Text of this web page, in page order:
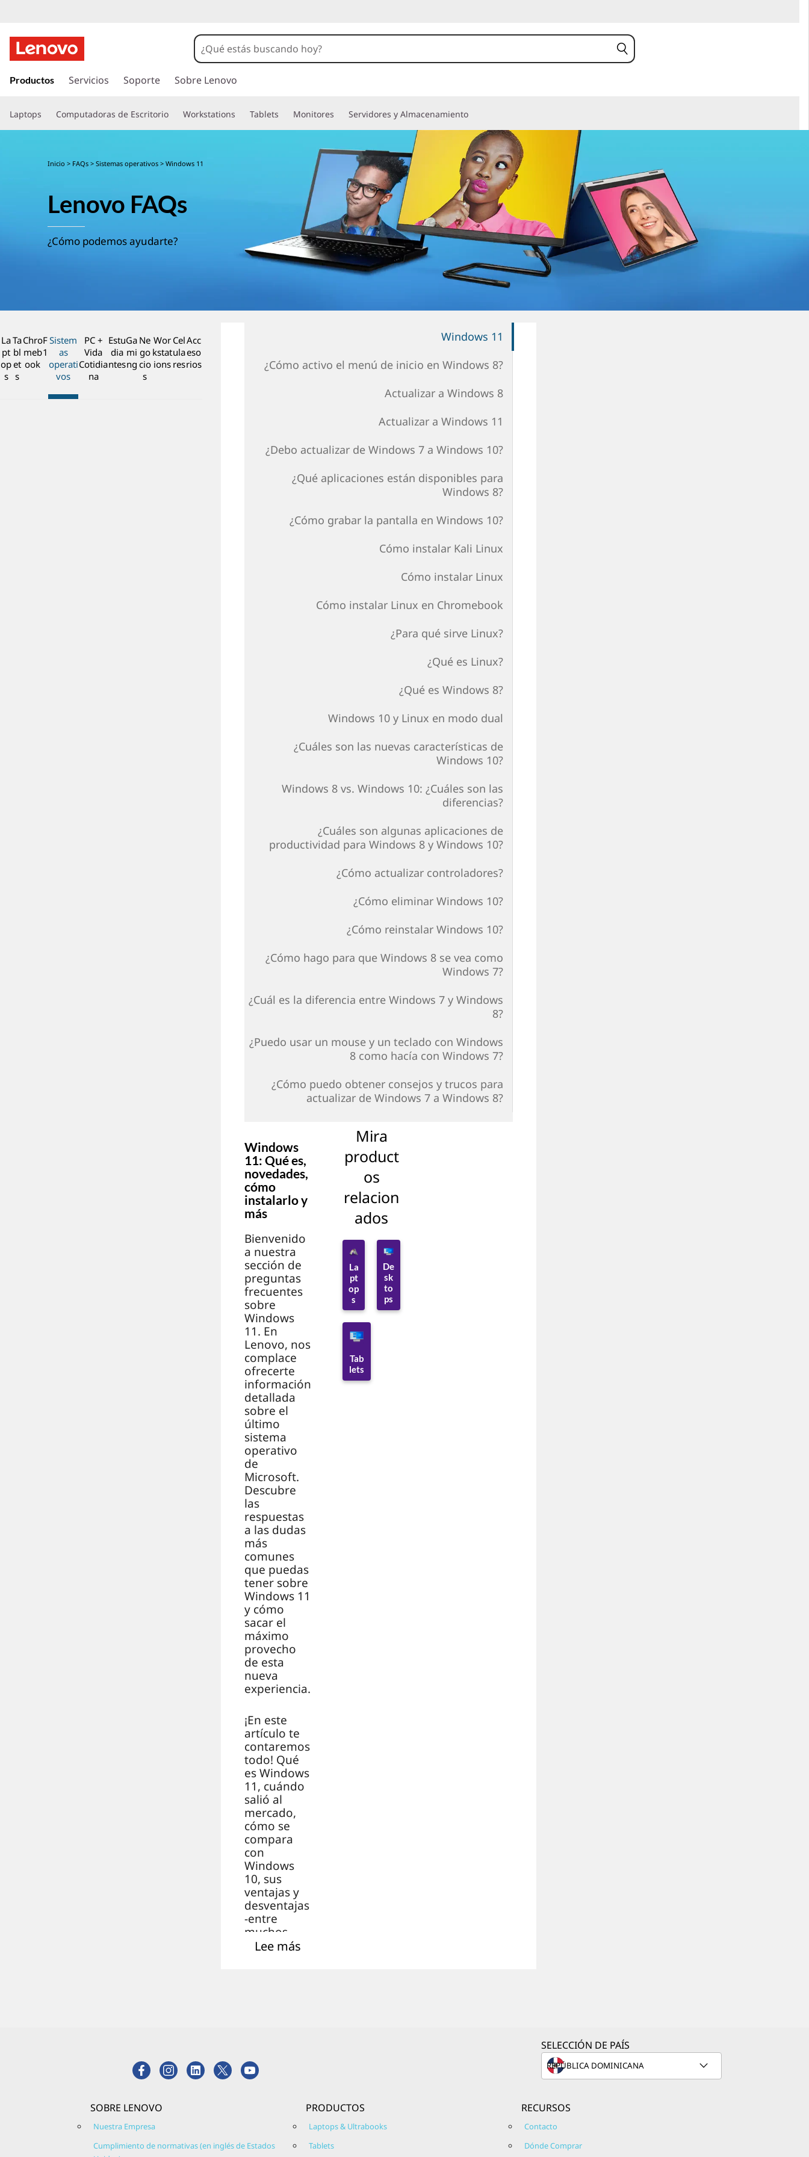
r
c
o
l
Productos Servicios Soporte Sobre Lenovo
Laptops Computadoras de Escritorio Workstations Tablets Monitores Servidores y Almacenamiento
Inicio > FAQs >Sistemas operativos > Windows 11
Lenovo FAQs
¿Cómo podemos ayudarte?
La
pt
op
s
Ta
bl
et
s
Chro
meb
ook
F
1
Sistem
as
operati
vos
PC +
Vida
Cotidia
na
Estu
dia
ntes
Ga
mi
ng
Ne
go
cio
s
Wor
kstat
ions
Cel
ula
res
Acc
eso
rios
Windows 11
¿Cómo activo el menú de inicio en Windows 8?
Actualizar a Windows 8
Actualizar a Windows 11
¿Debo actualizar de Windows 7 a Windows 10?
¿Qué aplicaciones están disponibles para
Windows 8?
¿Cómo grabar la pantalla en Windows 10?
Cómo instalar Kali Linux
Cómo instalar Linux
Cómo instalar Linux en Chromebook
¿Para qué sirve Linux?
¿Qué es Linux?
¿Qué es Windows 8?
Windows 10 y Linux en modo dual
¿Cuáles son las nuevas características de
Windows 10?
Windows 8 vs. Windows 10: ¿Cuáles son las
diferencias?
¿Cuáles son algunas aplicaciones de
productividad para Windows 8 y Windows 10?
¿Cómo actualizar controladores?
¿Cómo eliminar Windows 10?
¿Cómo reinstalar Windows 10?
¿Cómo hago para que Windows 8 se vea como
Windows 7?
¿Cuál es la diferencia entre Windows 7 y Windows
8?
¿Puedo usar un mouse y un teclado con Windows
8 como hacía con Windows 7?
¿Cómo puedo obtener consejos y trucos para
actualizar de Windows 7 a Windows 8?
Windows
11: Qué es,
novedades,
cómo
instalarlo y
más
Bienvenido
a nuestra
sección de
preguntas
frecuentes
sobre
Windows
11. En
Lenovo, nos
complace
ofrecerte
información
detallada
sobre el
último
sistema
operativo
de
Microsoft.
Descubre
las
respuestas
a las dudas
más
comunes
que puedas
tener sobre
Windows 11
y cómo
sacar el
máximo
provecho
de esta
nueva
experiencia.
¡En este
artículo te
contaremos
todo! Qué
es Windows
11, cuándo
salió al
mercado,
cómo se
compara
con
Windows
10, sus
ventajas y
desventajas
-entre
muchos
temas más-,
sistema
operativo
Windows 11?
Si te estás
o qué es
Lee más
Mira
product
os
relacion
ados
La
pt
op
s
De
sk
to
ps
Tab
lets
SELECCIÓN DE PAÍS
SOBRE LENOVO
Nuestra Empresa
Cumplimiento de normativas (en inglés de Estados
PRODUCTOS
Laptops & Ultrabooks
Tablets
RECURSOS
Contacto
Dónde Comprar